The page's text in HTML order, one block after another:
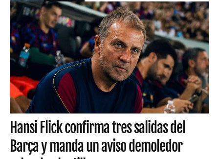
Hansi Flick confirma tres salidas del
Barça y manda un aviso demoledor